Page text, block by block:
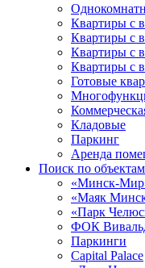
Квартиры с
Квартиры с
Квартиры с
Квартиры с
Готовые
Кладовые
Паркинг
Аренда
Поиск по объектам
«Минск-
«Маяк
«Парк
ФОК
Паркинги
Capital Palace